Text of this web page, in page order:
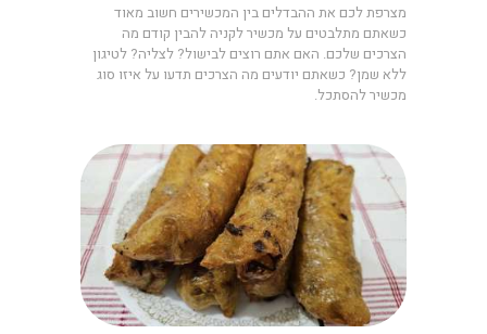
מצרפת לכם את ההבדלים בין המכשירים חשוב מאוד
כשאתם מתלבטים על מכשיר לקניה להבין קודם מה
הצרכים שלכם. האם אתם רוצים לבישול? לצליה? לטיגון
ללא שמן? כשאתם יודעים מה הצרכים תדעו על איזו סוג
מכשיר להסתכל.